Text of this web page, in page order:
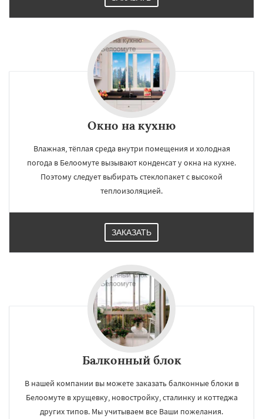
Работаем по
регионам
Большие Вяземы
Восход
Деденево
Загорянский Запрудная
Измайлово
Икша Ильинский Красково Лесной
Лесной Городок
Лопатино Лотошино
Малаховка
Менделеевск
Михнево
Монино Нахабино Некрасовское
Октябрьский Правдинский
Северный Софрино Томилино Тучково
Фосфоритный
Окно на кухню
Влажная, тёплая среда внутри помещения и холодная
погода в Белоомуте вызывают конденсат у окна на кухне.
Поэтому следует выбирать стеклопакет с высокой
теплоизоляцией.
ЗАКАЗАТЬ
Балконный блок
В нашей компании вы можете заказать балконные блоки в
Белоомуте в хрущевку, новостройку, сталинку и коттеджа
других типов. Мы учитываем все Ваши пожелания.
УЗНАТЬ ПОДРОБНЕЕ